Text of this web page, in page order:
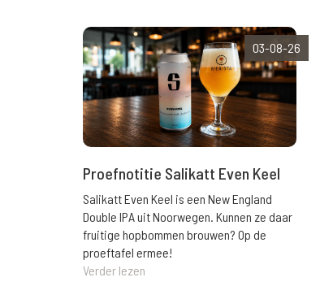
03-08-26
Proefnotitie Salikatt Even Keel
Salikatt Even Keel is een New England
Double IPA uit Noorwegen. Kunnen ze daar
fruitige hopbommen brouwen? Op de
proeftafel ermee!
Verder lezen